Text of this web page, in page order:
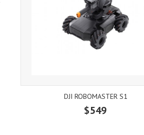
DJI ROBOMASTER S1
$549